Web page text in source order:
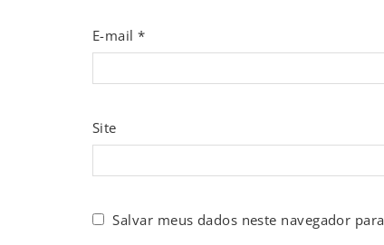
E-mail*
Site
Salvar meus dados neste navegador